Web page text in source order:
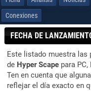
Conexiones
FECHA DE
Este listado muestra las
de Hyper Scape para PC,
Ten en cuenta que
reflejar el día exacto en